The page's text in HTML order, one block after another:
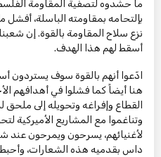
ما حشدوه لتصفية المقاومة
بإلتحامه بمقاومته الباسلة،
نزع سلاح المقاومة بالقوة. إن
أسقط لهم هذا الهدف.
ادّعوا أنهم بالقوة سوف يستردون
هنا أيضاً كما فشلوا في أهدافهم
القطاع وإفراغه وتحويله إلى ملحق
وتناغموا مع المشاريع الأميركية
لأغنيائهم، يسرحون ويمرحون عند
داس بقدميه هذه الشعارات،